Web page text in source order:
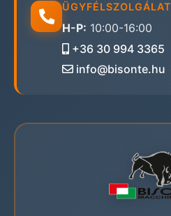
ÜGYFÉLSZOLGÁLAT
H-P: 10:00-16:00
+36 30 994 3365
info@bisonte.hu